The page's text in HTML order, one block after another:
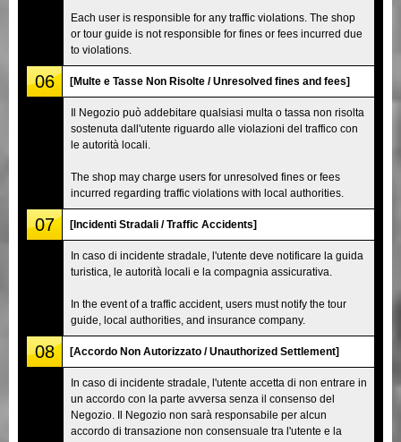
Each user is responsible for any traffic violations. The shop
or tour guide is not responsible for fines or fees incurred due
to violations.
06 [Multe e Tasse Non Risolte / Unresolved fines and fees]
Il Negozio può addebitare qualsiasi multa o tassa non risolta
sostenuta dall'utente riguardo alle violazioni del traffico con
le autorità locali.
The shop may charge users for unresolved fines or fees
incurred regarding traffic violations with local authorities.
07 [Incidenti Stradali / Traffic Accidents]
In caso di incidente stradale, l'utente deve notificare la guida
turistica, le autorità locali e la compagnia assicurativa.
In the event of a traffic accident, users must notify the tour
guide, local authorities, and insurance company.
08 [Accordo Non Autorizzato / Unauthorized Settlement]
In caso di incidente stradale, l'utente accetta di non entrare in
un accordo con la parte avversa senza il consenso del
Negozio. Il Negozio non sarà responsabile per alcun
accordo di transazione non consensuale tra l'utente e la